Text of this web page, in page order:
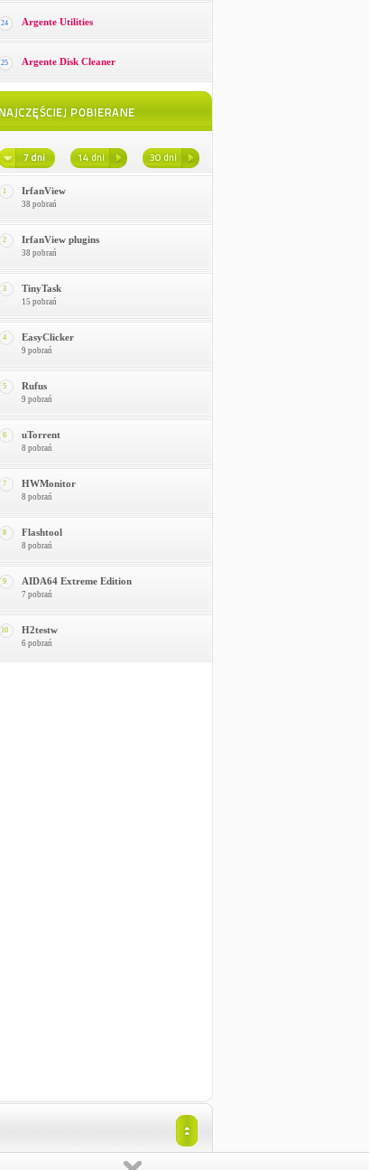
24 Argente Utilities
25 Argente Disk Cleaner
1 IrfanView
38 pobrań
2 IrfanView plugins
38 pobrań
3 TinyTask
15 pobrań
4 EasyClicker
9 pobrań
5 Rufus
9 pobrań
6 uTorrent
8 pobrań
7 HWMonitor
8 pobrań
8 Flashtool
8 pobrań
9 AIDA64 Extreme Edition
7 pobrań
10 H2testw
6 pobrań